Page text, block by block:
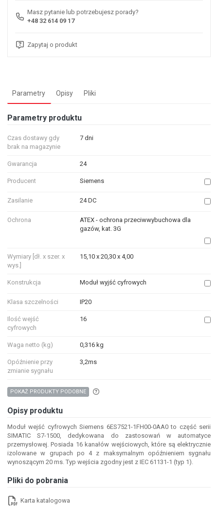
Masz pytanie lub potrzebujesz porady?
+48 32 614 09 17
Zapytaj o produkt
Parametry Opisy Pliki
Parametry produktu
Czas dostawy gdy
brak na magazynie
7 dni
Gwarancja 24
Producent Siemens
Zasilanie 24 DC
Ochrona
ATEX - ochrona przeciwwybuchowa dla
gazów, kat. 3G
Wymiary [dł. x szer. x
wys.]
15,10 x 20,30 x 4,00
Konstrukcja Moduł wyjść cyfrowych
Klasa szczelności IP20
Ilość wejść
cyfrowych
16
Waga netto (kg) 0,316 kg
Opóźnienie przy
zmianie sygnału
3,2ms
POKAŻ PRODUKTY PODOBNE
Opisy produktu
Moduł wejść cyfrowych Siemens 6ES7521-1FH00-0AA0 to część serii
SIMATIC S7-1500, dedykowana do zastosowań w automatyce
przemysłowej. Posiada 16 kanałów wejściowych, które są elektrycznie
izolowane w grupach po 4 z maksymalnym opóźnieniem sygnału
wynoszącym 20 ms. Typ wejścia zgodny jest z IEC 61131-1 (typ 1).
Pliki do pobrania
Karta katalogowa